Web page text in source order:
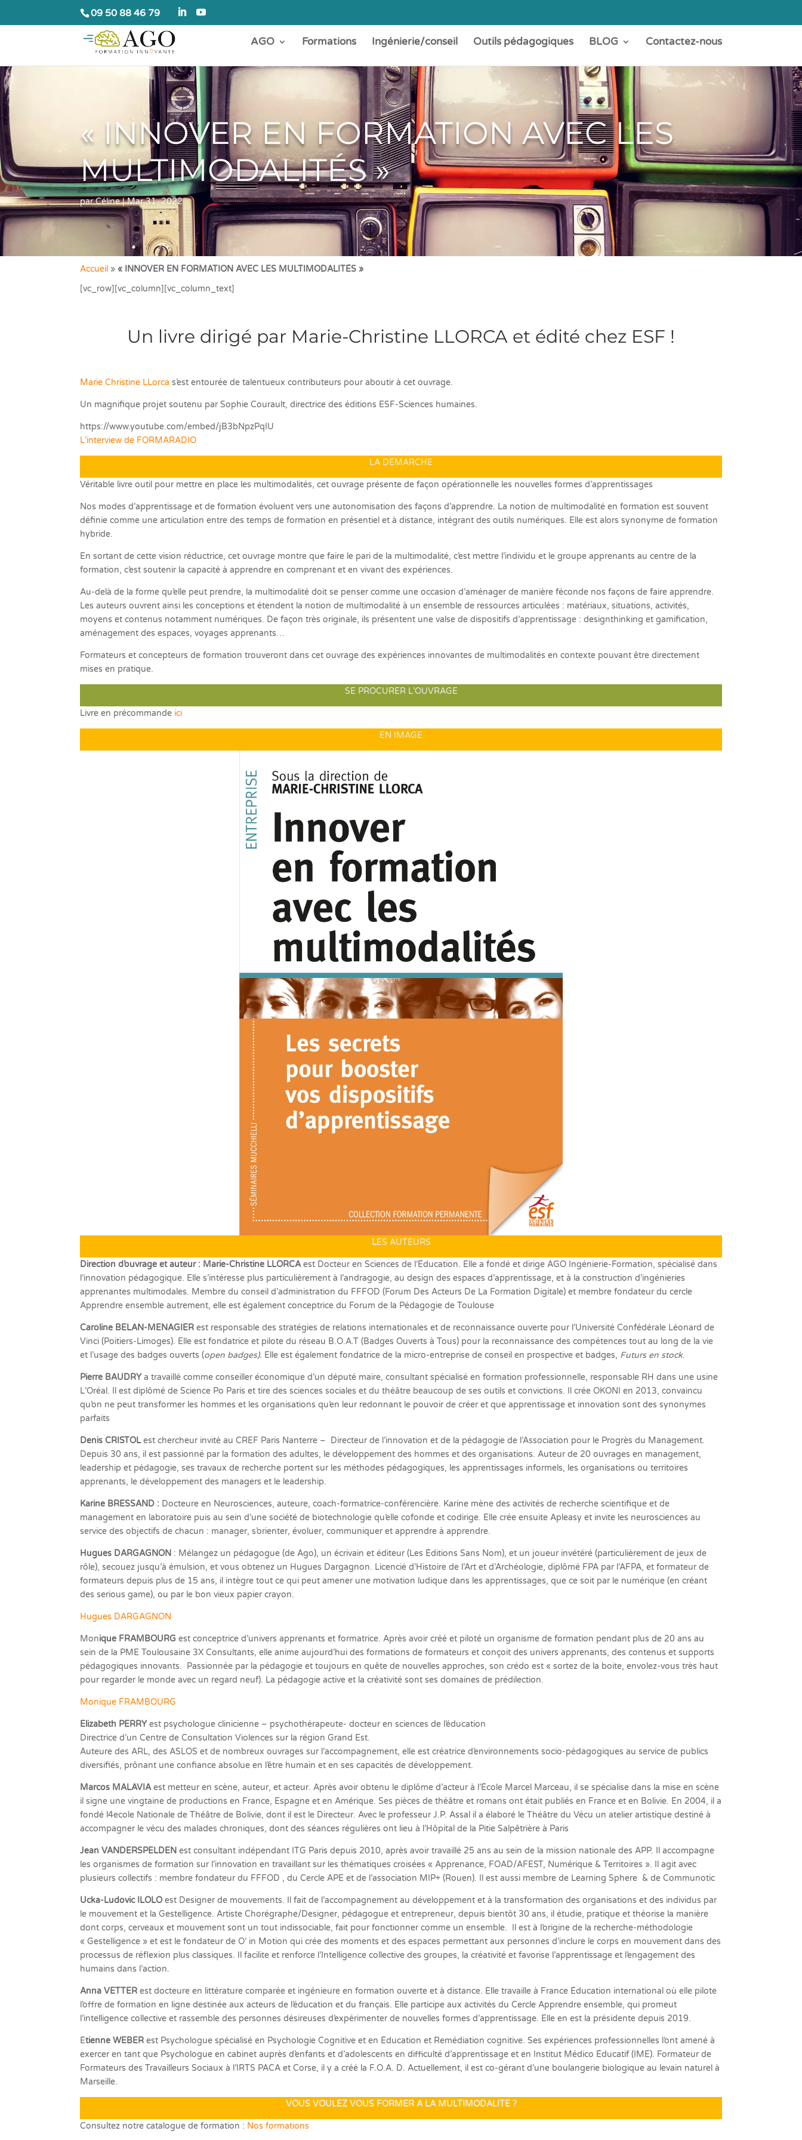
09 50 88 46 79
AGO Formations Ingénierie/conseil Outils pédagogiques BLOG Contactez-nous
« INNOVER EN FORMATION AVEC LES
MULTIMODALITÉS »
parCéline|Mar 31, 2022
Accueil »« INNOVER EN FORMATION AVEC LES MULTIMODALITÉS »
[vc_row][vc_column][vc_column_text]
Un livre dirigé par Marie-Christine LLORCA et édité chez ESF !
Marie Christine LLorca s’est entourée de talentueux contributeurs pour aboutir à cet ouvrage.
Un magnifique projet soutenu par Sophie Courault, directrice des éditions ESF-Sciences humaines.
https://www.youtube.com/embed/jB3bNpzPqIU
L’interview de FORMARADIO
LA DÉMARCHE
Véritable livre outil pour mettre en place les multimodalités, cet ouvrage présente de façon opérationnelle les nouvelles formes d’apprentissages
Nos modes d’apprentissage et de formation évoluent vers une autonomisation des façons d’apprendre. La notion de multimodalité en formation est souvent
définie comme une articulation entre des temps de formation en présentiel et à distance, intégrant des outils numériques. Elle est alors synonyme de formation
hybride.
En sortant de cette vision réductrice, cet ouvrage montre que faire le pari de la multimodalité, c’est mettre l’individu et le groupe apprenants au centre de la
formation, c’est soutenir la capacité à apprendre en comprenant et en vivant des expériences.
Au-delà de la forme qu’elle peut prendre, la multimodalité doit se penser comme une occasion d’aménager de manière féconde nos façons de faire apprendre.
Les auteurs ouvrent ainsi les conceptions et étendent la notion de multimodalité à un ensemble de ressources articulées : matériaux, situations, activités,
moyens et contenus notamment numériques. De façon très originale, ils présentent une valse de dispositifs d’apprentissage : designthinking et gamification,
aménagement des espaces, voyages apprenants…
Formateurs et concepteurs de formation trouveront dans cet ouvrage des expériences innovantes de multimodalités en contexte pouvant être directement
mises en pratique.
SE PROCURER L’OUVRAGE
Livre en précommande ici
EN IMAGE
LES AUTEURS
Direction d’ouvrage et auteur : Marie-Christine LLORCAest Docteur en Sciences de l’Éducation. Elle a fondé et dirige AGO Ingénierie-Formation, spécialisé dans
l’innovation pédagogique. Elle s’intéresse plus particulièrement à l’andragogie, au design des espaces d’apprentissage, et à la construction d’ingénieries
apprenantes multimodales. Membre du conseil d’administration du FFFOD (Forum Des Acteurs De La Formation Digitale) et membre fondateur du cercle
Apprendre ensemble autrement, elle est également conceptrice du Forum de la Pédagogie de Toulouse
Caroline BELAN-MENAGIER est responsable des stratégies de relations internationales et de reconnaissance ouverte pour l’Université Confédérale Léonard de
Vinci (Poitiers-Limoges). Elle est fondatrice et pilote du réseau B.O.A.T (Badges Ouverts à Tous) pour la reconnaissance des compétences tout au long de la vie
et l’usage des badges ouverts (open badges). Elle est également fondatrice de la micro-entreprise de conseil en prospective et badges, Futurs en stock.
Pierre BAUDRY a travaillé comme conseiller économique d’un député maire, consultant spécialisé en formation professionnelle, responsable RH dans une usine
L’Oréal. Il est diplômé de Science Po Paris et tire des sciences sociales et du théâtre beaucoup de ses outils et convictions. Il crée OKONI en 2013, convaincu
qu’on ne peut transformer les hommes et les organisations qu’en leur redonnant le pouvoir de créer et que apprentissage et innovation sont des synonymes
parfaits
Denis CRISTOLest chercheur invité au CREF Paris Nanterre – Directeur de l’innovation et de la pédagogie de l’Association pour le Progrès du Management.
Depuis 30 ans, il est passionné par la formation des adultes, le développement des hommes et des organisations. Auteur de 20 ouvrages en management,
leadership et pédagogie, ses travaux de recherche portent sur les méthodes pédagogiques, les apprentissages informels, les organisations ou territoires
apprenants, le développement des managers et le leadership.
Karine BRESSAND : Docteure en Neurosciences, auteure, coach-formatrice-conférencière. Karine mène des activités de recherche scientifique et de
management en laboratoire puis au sein d’une société de biotechnologie qu’elle cofonde et codirige. Elle crée ensuite Apleasy et invite les neurosciences au
service des objectifs de chacun : manager, s’orienter, évoluer, communiquer et apprendre à apprendre.
Hugues DARGAGNON : Mélangez un pédagogue (de Ago), un écrivain et éditeur (Les Éditions Sans Nom), et un joueur invétéré (particulièrement de jeux de
rôle), secouez jusqu’à émulsion, et vous obtenez un Hugues Dargagnon. Licencié d’Histoire de l’Art et d’Archéologie, diplômé FPA par l’AFPA, et formateur de
formateurs depuis plus de 15 ans, il intègre tout ce qui peut amener une motivation ludique dans les apprentissages, que ce soit par le numérique (en créant
des serious game), ou par le bon vieux papier crayon.
Hugues DARGAGNON
Monique FRAMBOURG est conceptrice d’univers apprenants et formatrice. Après avoir créé et piloté un organisme de formation pendant plus de 20 ans au
sein de la PME Toulousaine 3X Consultants, elle anime aujourd’hui des formations de formateurs et conçoit des univers apprenants, des contenus et supports
pédagogiques innovants. Passionnée par la pédagogie et toujours en quête de nouvelles approches, son crédo est « sortez de la boite, envolez-vous très haut
pour regarder le monde avec un regard neuf). La pédagogie active et la créativité sont ses domaines de prédilection.
Monique FRAMBOURG
Elizabeth PERRY est psychologue clinicienne – psychothérapeute- docteur en sciences de l’éducation
Directrice d’un Centre de Consultation Violences sur la région Grand Est.
Auteure des ARL, des ASLOS et de nombreux ouvrages sur l’accompagnement, elle est créatrice d’environnements socio-pédagogiques au service de publics
diversifiés, prônant une confiance absolue en l’être humain et en ses capacités de développement.
Marcos MALAVIAest metteur en scène, auteur, et acteur. Après avoir obtenu le diplôme d’acteur à l’École Marcel Marceau, il se spécialise dans la mise en scène
il signe une vingtaine de productions en France, Espagne et en Amérique. Ses pièces de théâtre et romans ont était publiés en France et en Bolivie. En 2004, il a
fondé l4ecole Nationale de Théâtre de Bolivie, dont il est le Directeur. Avec le professeur J.P. Assal il a élaboré le Théâtre du Vécu un atelier artistique destiné à
accompagner le vécu des malades chroniques, dont des séances régulières ont lieu à l’Hôpital de la Pitie Salpêtrière à Paris
Jean VANDERSPELDENest consultant indépendant ITG Paris depuis 2010, après avoir travaillé 25 ans au sein de la mission nationale des APP. Il accompagne
les organismes de formation sur l’innovation en travaillant sur les thématiques croisées « Apprenance, FOAD/AFEST, Numérique & Territoires ». Il agit avec
plusieurs collectifs : membre fondateur du FFFOD , du Cercle APE et de l’association MIP+ (Rouen). Il est aussi membre de Learning Sphere & de Communotic
Ucka-Ludovic ILOLO est Designer de mouvements. Il fait de l’accompagnement au développement et à la transformation des organisations et des individus par
le mouvement et la Gestelligence. Artiste Chorégraphe/Designer, pédagogue et entrepreneur, depuis bientôt 30 ans, il étudie, pratique et théorise la manière
dont corps, cerveaux et mouvement sont un tout indissociable, fait pour fonctionner comme un ensemble. Il est à l’origine de la recherche-méthodologie
« Gestelligence » et est le fondateur de O’ in Motion qui crée des moments et des espaces permettant aux personnes d’inclure le corps en mouvement dans des
processus de réflexion plus classiques. Il facilite et renforce l’Intelligence collective des groupes, la créativité et favorise l’apprentissage et l’engagement des
humains dans l’action.
Anna VETTER est docteure en littérature comparée et ingénieure en formation ouverte et à distance. Elle travaille à France Éducation international où elle pilote
l’offre de formation en ligne destinée aux acteurs de l’éducation et du français. Elle participe aux activités du Cercle Apprendre ensemble, qui promeut
l’intelligence collective et rassemble des personnes désireuses d’expérimenter de nouvelles formes d’apprentissage. Elle en est la présidente depuis 2019.
Étienne WEBER est Psychologue spécialisé en Psychologie Cognitive et en Éducation et Remédiation cognitive. Ses expériences professionnelles l’ont amené à
exercer en tant que Psychologue en cabinet auprès d’enfants et d’adolescents en difficulté d’apprentissage et en Institut Médico Éducatif (IME). Formateur de
Formateurs des Travailleurs Sociaux à l’IRTS PACA et Corse, il y a créé la F.O.A. D. Actuellement, il est co-gérant d’une boulangerie biologique au levain naturel à
Marseille.
VOUS VOULEZ VOUS FORMER A LA MULTIMODALITE ?
Consultez notre catalogue de formation : Nos formations